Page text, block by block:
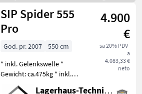
zupčanik
oprema za
travu i
baliranje /
Krone
SIP Spider 555
Pro
4.900
€
sa 20% PDV-
a
4.083,33 €
neto
God. pr. 2007
550 cm
* inkl. Gelenkswelle *
Gewicht: ca.475kg * inkl.
Tastrad * hydraulisch
Lagerhaus-Technik Flachau